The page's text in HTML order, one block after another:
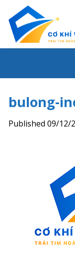
content
bulong-
Published 09/12/